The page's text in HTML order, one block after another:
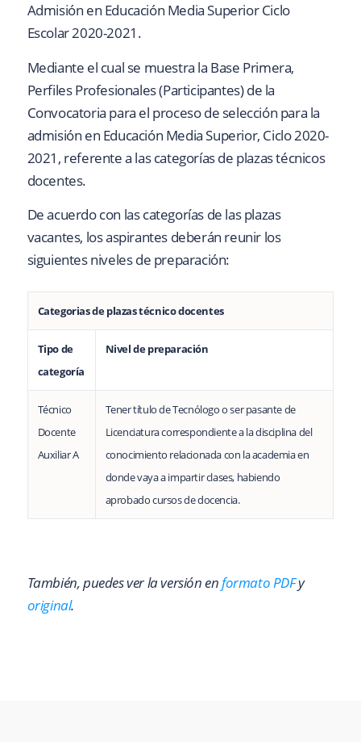
Admisión en Educación Media Superior Ciclo
Escolar 2020-2021.
Mediante el cual se muestra la Base Primera,
Perfiles Profesionales (Participantes) de la
Convocatoria para el proceso de selección para la
admisión en Educación Media Superior, Ciclo 2020-
2021, referente a las categorías de plazas técnicos
docentes.
De acuerdo con las categorías de las plazas
vacantes, los aspirantes deberán reunir los
siguientes niveles de preparación:
Categorias de plazas técnico docentes
Tipo de
categoría
Nivel de preparación
Técnico
Docente
Auxiliar A
Tener título de Tecnólogo o ser pasante de
Licenciatura correspondiente a la disciplina del
conocimiento relacionada con la academia en
donde vaya a impartir clases, habiendo
aprobado cursos de docencia.
También, puedes ver la versión en formato PDFy
original.